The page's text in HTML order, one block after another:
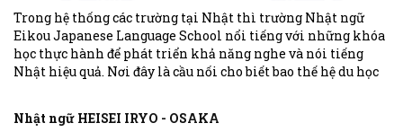
Trong hệ thống các trường tại Nhật thì trường Nhật ngữ
Eikou Japanese Language School nổi tiếng với những khóa
học thực hành để phát triển khả năng nghe và nói tiếng
Nhật hiệu quả. Nơi đây là cầu nối cho biết bao thế hệ du học
Nhật ngữ HEISEI IRYO - OSAKA